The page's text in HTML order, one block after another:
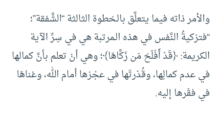
والأمر ذاته فيما يتعلَّق بالـخطوة الثالثة “الشَّفقة”؛
“فتزكيةُ النَّفس في هذه الـمرتبة هي في سِرِّ الآية
الكريمة: ﴿قَدْ أَفْلَحَ مَن زَكَّاهَا﴾؛ وهي أنْ تعلم بأنَّ كمالها
في عدم كمالِها، وقُدْرتَها في عجْزها أمام الله، وغناهَا
في فقْرها إليه.